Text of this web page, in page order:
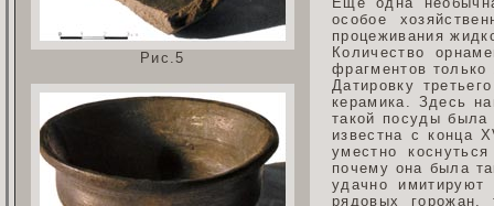
Рис.5
особое
процеживания
Количество
фрагментов
Датировку
керамика. Здесь
такой посуды была
известна с конца
уместно
почему она была
удачно
рядовых